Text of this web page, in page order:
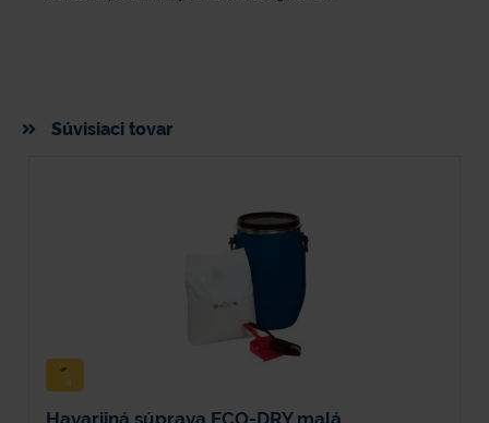
Súvisiaci tovar
Havarijná súprava ECO-DRY malá